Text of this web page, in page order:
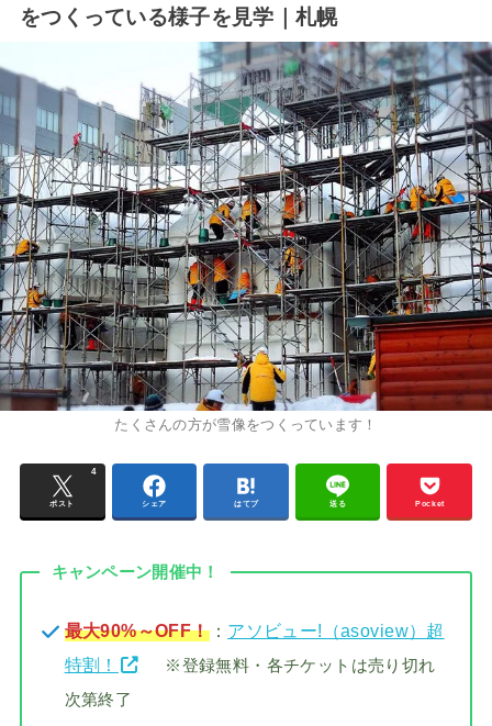
をつくっている様子を見学｜札幌
たくさんの方が雪像をつくっています！
ポスト
4
シェア はてブ 送る Pocket
キャンペーン開催中！
最大90%～OFF！： アソビュー!（asoview）超
特割！
※登録無料・各チケットは売り切れ
次第終了